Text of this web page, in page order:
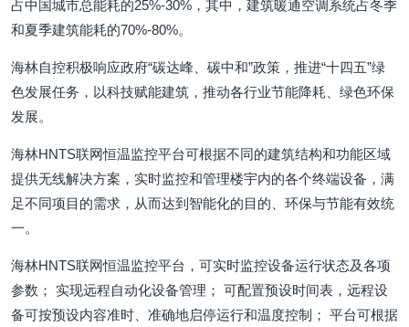
占中国城市总能耗的25%-30%，其中，建筑暖通空调系统占冬季
和夏季建筑能耗的70%-80%。
海林自控积极响应政府“碳达峰、碳中和”政策，推进“十四五”绿
色发展任务，以科技赋能建筑，推动各行业节能降耗、绿色环保
发展。
海林HNTS联网恒温监控平台可根据不同的建筑结构和功能区域
提供无线解决方案，实时监控和管理楼宇内的各个终端设备，满
足不同项目的需求，从而达到智能化的目的、环保与节能有效统
一。
海林HNTS联网恒温监控平台，可实时监控设备运行状态及各项
参数； 实现远程自动化设备管理； 可配置预设时间表，远程设
备可按预设内容准时、准确地启停运行和温度控制； 平台可根据